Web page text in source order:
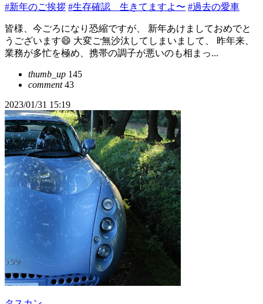
#新年のご挨拶 #生存確認 生きてますよ〜 #過去の愛車
皆様、今ごろになり恐縮ですが、 新年あけましておめでと
うございます😄 大変ご無沙汰してしまいまして、 昨年来、
業務が多忙を極め、携帯の調子が悪いのも相まっ...
thumb_up 145
comment43
2023/01/31 15:19